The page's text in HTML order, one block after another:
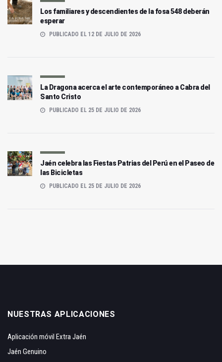
Los familiares y descendientes de la fosa 548 deberán
esperar
PUBLICADO EL 12 DE JULIO DE 2026
La Dragona acerca el arte contemporáneo a Cabra del
Santo Cristo
PUBLICADO EL 25 DE JULIO DE 2026
Jaén celebra las Fiestas Patrias del Perú en el Paseo de
las Bicicletas
PUBLICADO EL 25 DE JULIO DE 2026
NUESTRAS APLICACIONES
Aplicación móvil Extra Jaén
Jaén Genuino